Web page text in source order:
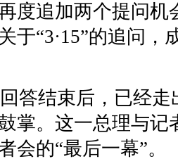
度追加两个提问机
于“3·15”的追问，
答结束后，已经
掌。这一总理与记
会的“最后一幕”。